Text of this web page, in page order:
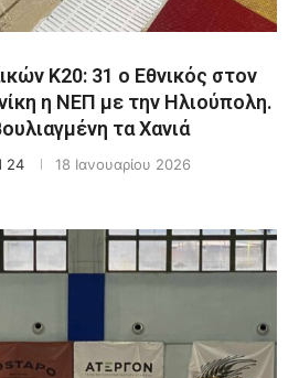
Κ20: 31 ο Εθνικός στον
η ΝΕΠ με την Ηλιούπολη.
τα Χανιά
24 18 Ιανουαρίου 2026